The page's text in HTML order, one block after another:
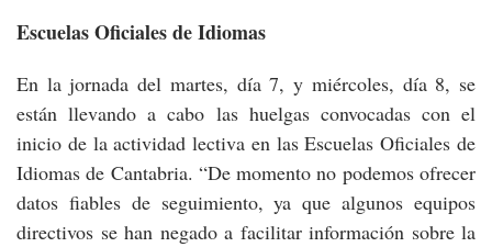
Escuelas Oficiales de Idiomas
En la jornada del martes, día 7, y miércoles, día 8, se
están llevando a cabo las huelgas convocadas con el
inicio de la actividad lectiva en las Escuelas Oficiales de
Idiomas de Cantabria. “De momento no podemos ofrecer
datos fiables de seguimiento, ya que algunos equipos
directivos se han negado a facilitar información sobre la